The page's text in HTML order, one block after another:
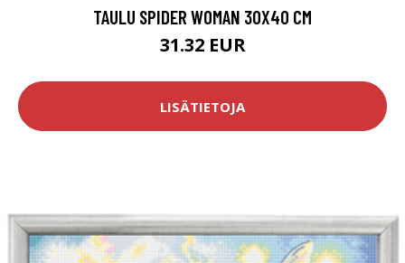
TAULU SPIDER WOMAN 30X40 CM
31.32 EUR
LISÄTIETOJA